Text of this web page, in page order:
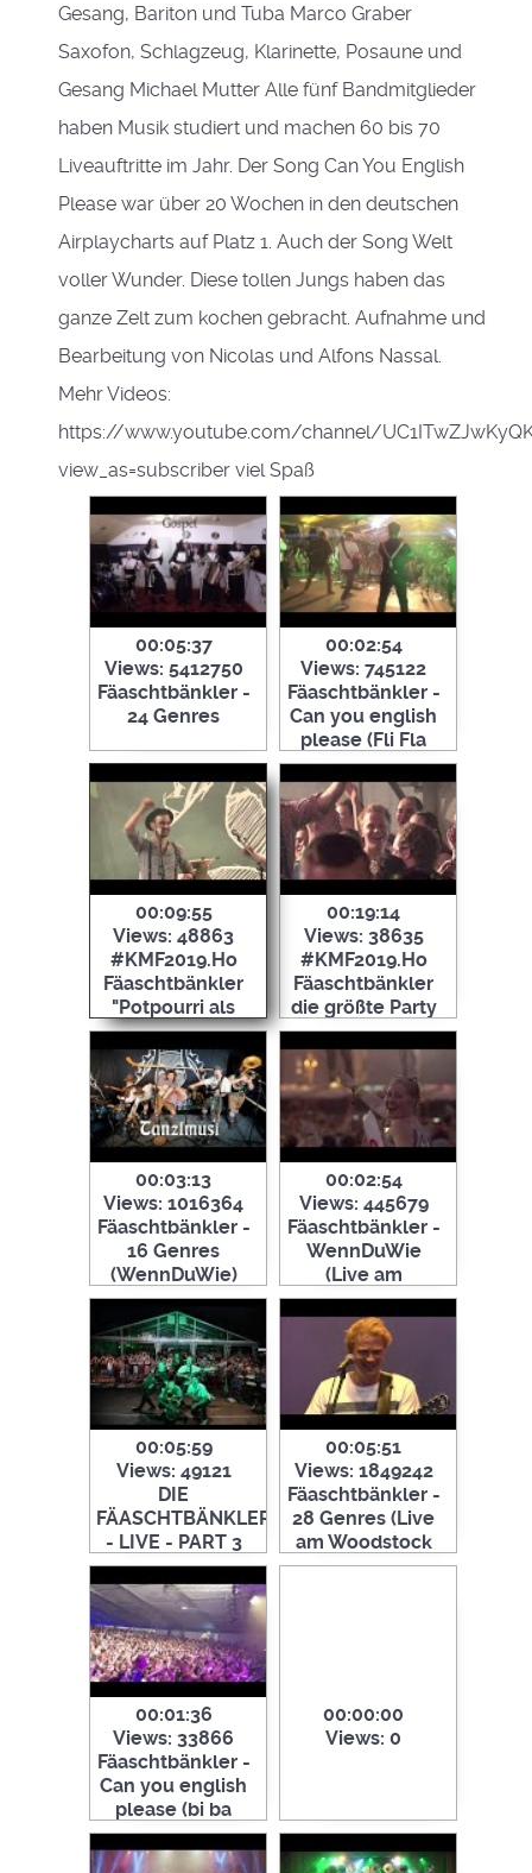
Gesang, Bariton und Tuba Marco Graber
Saxofon, Schlagzeug, Klarinette, Posaune und
Gesang Michael Mutter Alle fünf Bandmitglieder
haben Musik studiert und machen 60 bis 70
Liveauftritte im Jahr. Der Song Can You English
Please war über 20 Wochen in den deutschen
Airplaycharts auf Platz 1. Auch der Song Welt
voller Wunder. Diese tollen Jungs haben das
ganze Zelt zum kochen gebracht. Aufnahme und
Bearbeitung von Nicolas und Alfons Nassal.
Mehr Videos:
https://www.youtube.com/channel/
view_as=subscriber viel Spaß
00:05:37
Views: 5412750
Fäaschtbänkler -
24 Genres
00:02:54
Views: 745122
Fäaschtbänkler -
Can you english
please (Fli Fla
Fluh)
00:09:55
Views: 48863
#KMF2019.Ho
Fäaschtbänkler
"Potpourri als
Zugabe "Can
You English
Please" " RB vor
COVID-19 "
00:19:14
Views: 38635
#KMF2019.Ho
Fäaschtbänkler
die größte Party
welche jemals in
Hohentengen
war " Rückbl.vor
COVID-19 "
00:03:13
Views: 1016364
Fäaschtbänkler -
16 Genres
(WennDuWie)
00:02:54
Views: 445679
Fäaschtbänkler -
WennDuWie
(Live am
Woodstock der
Blasmusik 2019)
00:05:59
Views: 49121
DIE
FÄASCHTBÄNKLER
- LIVE - PART 3
MEDLEY - 24
MUSIKSTÜCKE
IN 6 MINUTEN
00:05:51
Views: 1849242
Fäaschtbänkler -
28 Genres (Live
am Woodstock
der Blasmusik)
00:01:36
Views: 33866
Fäaschtbänkler -
Can you english
please (bi ba
buch)
00:00:00
Views: 0